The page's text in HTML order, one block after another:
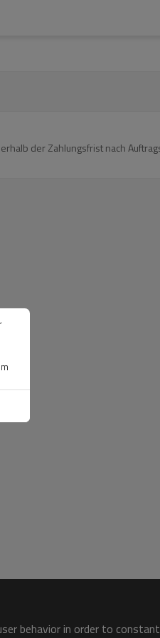
der Zahlungsfrist nach
behavior in order to